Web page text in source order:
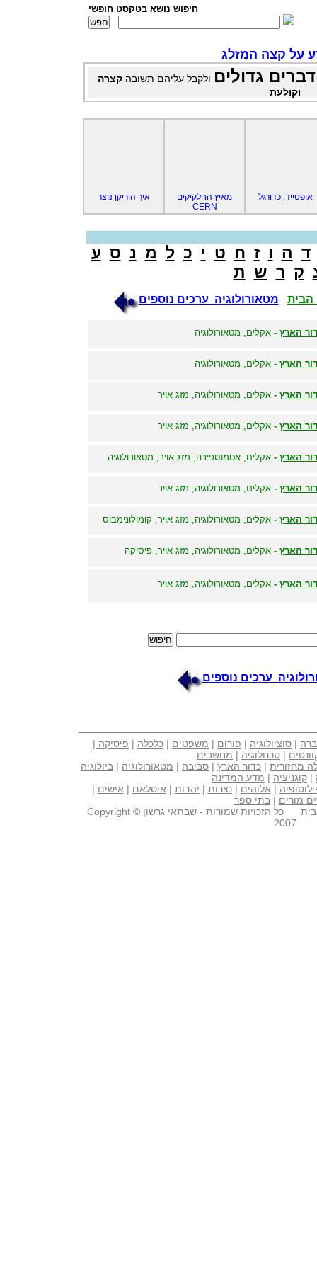
חיפוש נושא בטקסט חופשי
על קצה המזלג
דברים גדולים ולקבל עליהם תשובה קצרה
וקולעת
אופסייד, כדורגל
מאיץ החלקיקים
CERN
איך הוריקן נוצר
ד ה ו ז ח ט י כ ל מ נ ס ע
ק ר ש ת
הבית מטאורולוגיה ערכים נוספים
הארץ -אקלים, מטאורולוגיה
הארץ -אקלים, מטאורולוגיה
הארץ -אקלים, מטאורולוגיה, מזג אויר
הארץ -אקלים, מטאורולוגיה, מזג אויר
הארץ -אקלים, אטמוספירה, מזג אויר, מטאורולוגיה
הארץ -אקלים, מטאורולוגיה, מזג אויר
הארץ -אקלים, מטאורולוגיה, מזג אויר, קומולונימבוס
הארץ -אקלים, מטאורולוגיה, מזג אויר, פיסיקה
הארץ -אקלים, מטאורולוגיה, מזג אויר
ערכים נוספים
| סוציולוגיה | פורום | משפטים | כלכלה | פיסיקה |
| טכנולוגיה | מחשבים
מחזורית | כדור הארץ | סביבה | מטאורולוגיה | ביולוגיה
| קוגניציה | מדע המדינה
| אלוהים |נצרות | יהדות | איסלאם | אישים |
מורים | בתי ספר
כל הזכויות שמורות - שבתאי גרשון Copyright ©
2007